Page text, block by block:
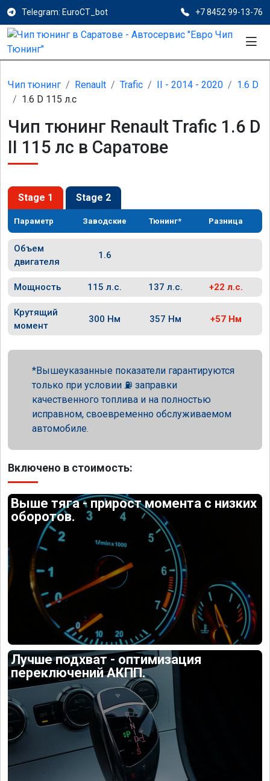
Telegram: EuroCT_bot +7 8452 99-13-76
Чип тюнинг Renault Trafic II - 2014 - 2020
1.6 D
1.6 D 115 л.с
Чип тюнинг Renault Trafic 1.6 D
II 115 лс в Саратове
Stage 1 Stage 2
Параметр Заводские Тюнинг* Разница
Объем
двигателя
1.6
Мощность 115 л.с. 137 л.с. +22 л.с.
Крутящий
момент
300 Нм 357 Нм +57 Нм
Вышеуказанные показатели гарантируются
только при условии ⛽ заправки
качественного топлива и на полностью
исправном, своевременно обслуживаемом
автомобиле.
Включено в стоимость:
Выше тяга - прирост момента с низких
оборотов.
Лучше подхват - оптимизация
переключений АКПП.